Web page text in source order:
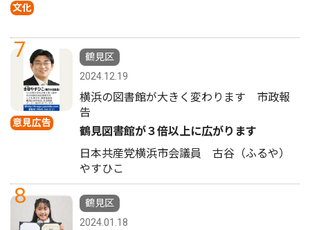
文化
7
意見広告
鶴見区
2024.12.19
横浜の図書館が大きく変わります 市政報
告
鶴見図書館が３倍以上に広がります
日本共産党横浜市会議員 古谷（ふるや）
やすひこ
8
鶴見区
2024.01.18